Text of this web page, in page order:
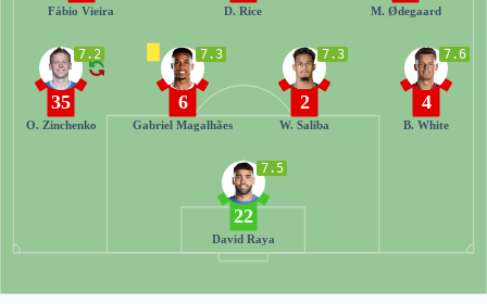
7.5
22
David Raya
7.2
35
O. Zinchenko
7.3
6
Gabriel Magalhães
7.3
2
W. Saliba
7.6
4
B. White
Fábio Vieira D. Rice M. Ødegaard